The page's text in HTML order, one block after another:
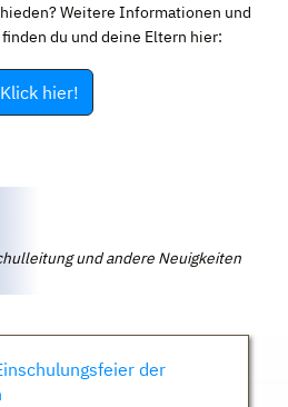
Weitere Informationen und
du und deine Eltern hier:
Klick hier!
und andere Neuigkeiten
der